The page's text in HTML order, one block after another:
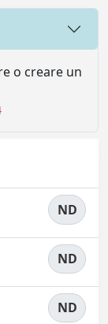
o creare un
ND
ND
ND